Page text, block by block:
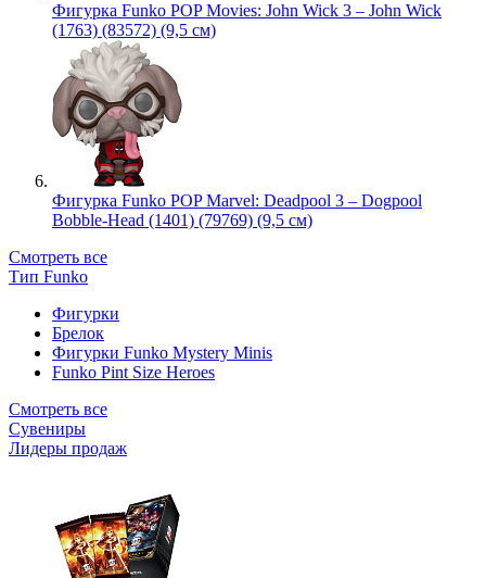
Фигурка Funko POP Movies: John Wick 3 – John Wick
(1763) (83572) (9,5 см)
Фигурка Funko POP Marvel: Deadpool 3 – Dogpool
Bobble-Head (1401) (79769) (9,5 см)
Смотреть все
Тип Funko
Фигурки
Брелок
Фигурки Funko Mystery Minis
Funko Pint Size Heroes
Смотреть все
Сувениры
Лидеры продаж